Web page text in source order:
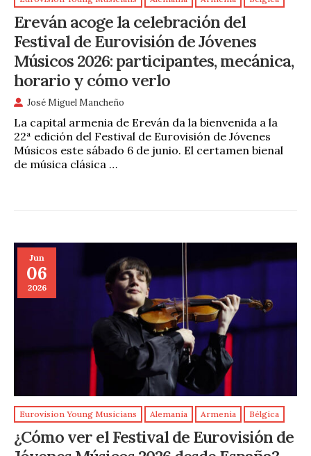
Ereván acoge la celebración del
Festival de Eurovisión de Jóvenes
Músicos 2026: participantes, mecánica,
horario y cómo verlo
José Miguel Mancheño
La capital armenia de Ereván da la bienvenida a la
22ª edición del Festival de Eurovisión de Jóvenes
Músicos este sábado 6 de junio. El certamen bienal
de música clásica …
Jun
06
2026
Eurovision Young Musicians Alemania Armenia Bélgica
¿Cómo ver el Festival de Eurovisión de